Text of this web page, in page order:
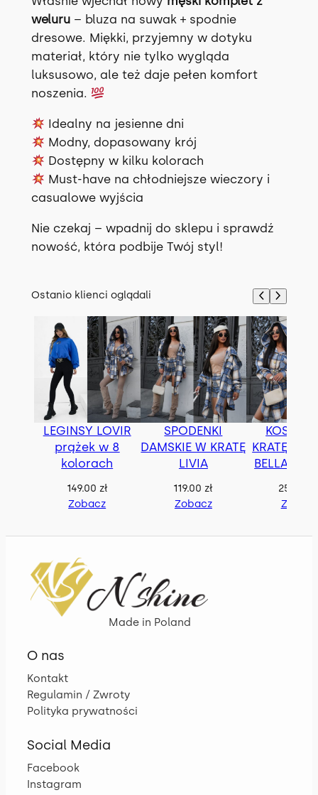
k
o
l
o
r
a
c
h
weluru– bluza na suwak + spodnie
dresowe. Miękki, przyjemny w dotyku
materiał, który nie tylko wygląda
luksusowo, ale też daje pełen komfort
noszenia.
Idealny na jesienne dni
Modny, dopasowany krój
Dostępny w kilku kolorach
Must-have na chłodniejsze wieczory i
casualowe wyjścia
Nie czekaj – wpadnij do sklepu i sprawdź
nowość, która podbije Twój styl!
Ostanio klienci oglądali
LEGINSY LOVIR
prążek w 8
kolorach
149.00 zł
Zobacz
SPODENKI
DAMSKIE W KRATĘ
LIVIA
119.00zł
Zobacz
KRATĘ
BELLA z
259.00
Zobacz
Made in Poland
O nas
Kontakt
Regulamin / Zwroty
Polityka prywatności
Social Media
Facebook
Instagram